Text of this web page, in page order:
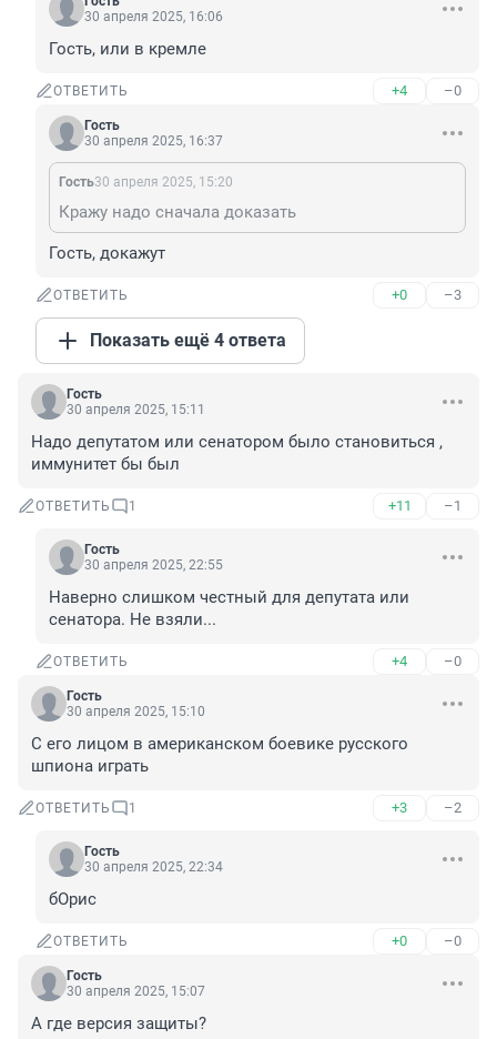
30 апреля 2025, 16:06
Гость, или в кремле
ОТВЕТИТЬ +4 –0
Гость
30 апреля 2025, 16:37
Гость30 апреля 2025, 15:20
Кражу надо сначала доказать
Гость, докажут
ОТВЕТИТЬ +0 –3
Показать ещё 4 ответа
Гость
30 апреля 2025, 15:11
Надо депутатом или сенатором было становиться ,
иммунитет бы был
ОТВЕТИТЬ 1 +11 –1
Гость
30 апреля 2025, 22:55
Наверно слишком честный для депутата или
сенатора. Не взяли...
ОТВЕТИТЬ +4 –0
Гость
30 апреля 2025, 15:10
С его лицом в американском боевике русского
шпиона играть
ОТВЕТИТЬ 1 +3 –2
Гость
30 апреля 2025, 22:34
бОрис
ОТВЕТИТЬ +0 –0
Гость
30 апреля 2025, 15:07
А где версия защиты?